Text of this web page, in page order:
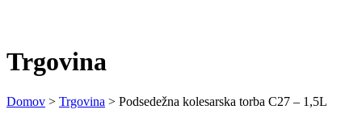
Trgovina
Domov > Trgovina > Podsedežna kolesarska torba C27 – 1,5L